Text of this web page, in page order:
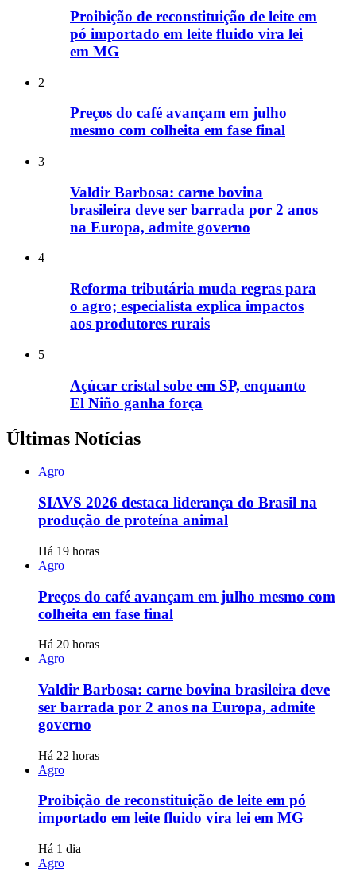
Proibição de reconstituição de leite em
pó importado em leite fluido vira lei
em MG
2
Preços do café avançam em julho
mesmo com colheita em fase final
3
Valdir Barbosa: carne bovina
brasileira deve ser barrada por 2 anos
na Europa, admite governo
4
Reforma tributária muda regras para
o agro; especialista explica impactos
aos produtores rurais
5
Açúcar cristal sobe em SP, enquanto
El Niño ganha força
Últimas Notícias
Agro
SIAVS 2026 destaca liderança do Brasil na
produção de proteína animal
Há 19 horas
Agro
Preços do café avançam em julho mesmo com
colheita em fase final
Há 20 horas
Agro
Valdir Barbosa: carne bovina brasileira deve
ser barrada por 2 anos na Europa, admite
governo
Há 22 horas
Agro
Proibição de reconstituição de leite em pó
importado em leite fluido vira lei em MG
Há 1 dia
Agro